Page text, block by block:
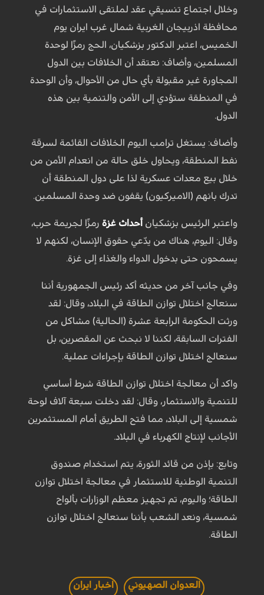
وخلال اجتماع تنسيقي عقد لملتقى الاستثمارات في
محافظة اذربيجان الغربية شمال غرب ايران يوم
الخميس، اعتبر الدكتور بزشكيان، الحج رمزًا لوحدة
المسلمين، وأضاف: نعتقد أن الخلافات بين الدول
المجاورة غير مقبولة بأي حال من الأحوال، وأن الوحدة
في المنطقة ستؤدي إلى الأمن والتنمية بين هذه
الدول.
وأضاف: يستغل ترامب اليوم الخلافات القائمة لسرقة
نفط المنطقة، ويحاول خلق حالة من انعدام الأمن من
خلال بيع معدات عسكرية لذا على دول المنطقة أن
تدرك بانهم (الاميركيون) يقفون ضد وحدة المسلمين.
واعتبر الرئيس بزشكيان أحداث غزةرمزًا لجريمة حرب،
وقال: اليوم، هناك من يدّعي حقوق الإنسان، لكنهم لا
يسمحون حتى بدخول الدواء والغذاء إلى غزة.
وفي جانب آخر من حديثه أكد رئيس الجمهورية أننا
سنعالج اختلال توازن الطاقة في البلاد، وقال: لقد
ورثت الحكومة الرابعة عشرة (الحالية) مشاكل من
الفترات السابقة، لكننا لا نبحث عن المقصرين، بل
سنعالج اختلال توازن الطاقة بإجراءات عملية.
واكد أن معالجة اختلال توازن الطاقة شرط أساسي
للتنمية والاستثمار، وقال: لقد دخلت سبعة آلاف لوحة
شمسية إلى البلاد، مما فتح الطريق أمام المستثمرين
الأجانب لإنتاج الكهرباء في البلاد.
وتابع: بإذن من قائد الثورة، يتم استخدام صندوق
التنمية الوطنية للاستثمار في معالجة اختلال توازن
الطاقة؛ واليوم، تم تجهيز معظم الوزارات بألواح
شمسية، ونعد الشعب بأننا سنعالج اختلال توازن
الطاقة.
العدوان الصهيوني اخبار ايران